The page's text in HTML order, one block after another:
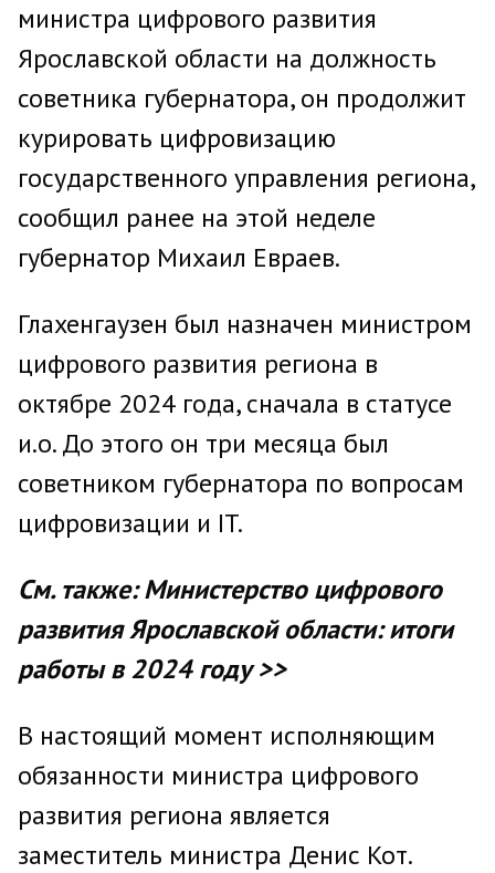
министра цифрового развития
Ярославской области на должность
советника губернатора, он продолжит
курировать цифровизацию
государственного управления региона,
сообщил ранее на этой неделе
губернатор Михаил Евраев.
Глахенгаузен был назначен министром
цифрового развития региона в
октябре 2024 года, сначала в статусе
и.о. До этого он три месяца был
советником губернатора по вопросам
цифровизации и IT.
См. также: Министерство цифрового
развития Ярославской области: итоги
работы в 2024 году >>
В настоящий момент исполняющим
обязанности министра цифрового
развития региона является
заместитель министра Денис Кот.